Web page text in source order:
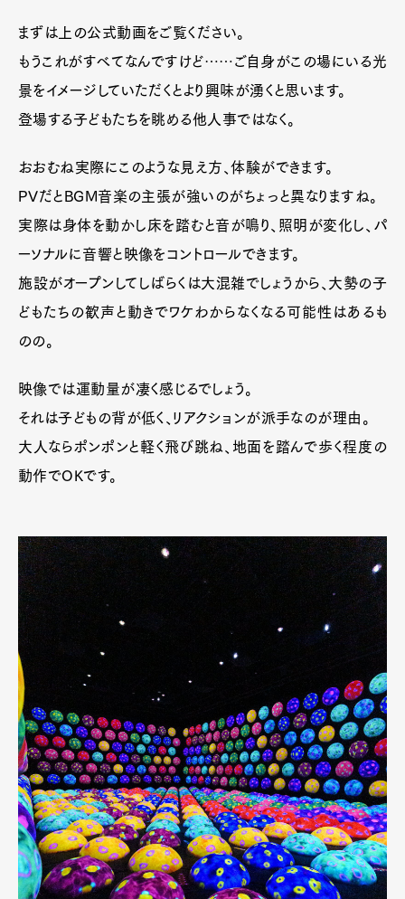
まずは上の公式動画をご覧ください。
もうこれがすべてなんですけど……ご自身がこの場にいる光
景をイメージしていただくとより興味が湧くと思います。
登場する子どもたちを眺める他人事ではなく。
おおむね実際にこのような見え方、体験ができます。
PVだとBGM音楽の主張が強いのがちょっと異なりますね。
実際は身体を動かし床を踏むと音が鳴り、照明が変化し、パ
ーソナルに音響と映像をコントロールできます。
施設がオープンしてしばらくは大混雑でしょうから、大勢の子
どもたちの歓声と動きでワケわからなくなる可能性はあるも
のの。
映像では運動量が凄く感じるでしょう。
それは子どもの背が低く、リアクションが派手なのが理由。
大人ならポンポンと軽く飛び跳ね、地面を踏んで歩く程度の
動作でOKです。